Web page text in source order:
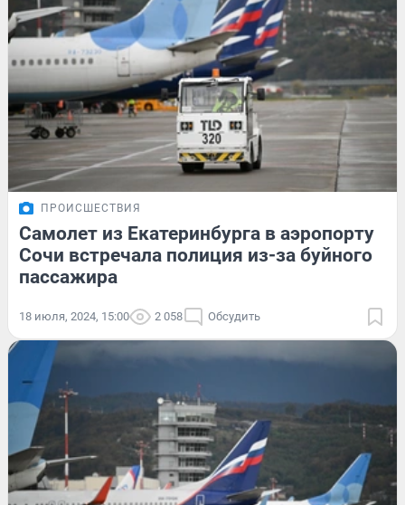
ПРОИСШЕСТВИЯ
Самолет из Екатеринбурга в аэропорту
Сочи встречала полиция из-за буйного
пассажира
18 июля, 2024, 15:00 2 058 Обсудить